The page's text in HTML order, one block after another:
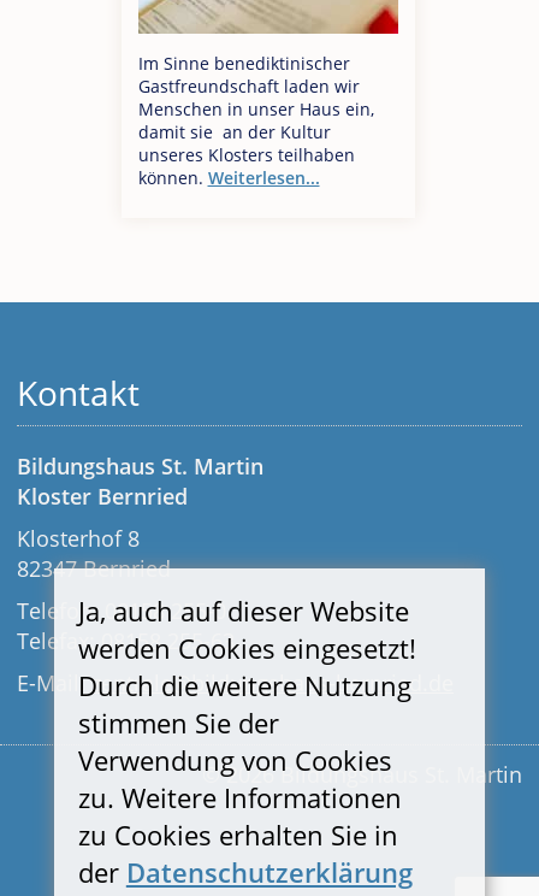
Ja, auch auf dieser Website
werden Cookies eingesetzt!
Durch die weitere Nutzung
stimmen Sie der
Verwendung von Cookies
zu. Weitere Informationen
zu Cookies erhalten Sie in
der Datenschutzerklärung
Im Sinne benediktinischer
Gastfreundschaft laden wir
Menschen in unser Haus ein,
damit sie an der Kultur
unseres Klosters teilhaben
können. Weiterlesen...
Kontakt
Bildungshaus St. Martin
Kloster Bernried
Klosterhof 8
82347 Bernried
Telefon: 08158 255-0
Telefax: 08158 255-63
E-Mail:zentrale@bildungshaus-bernried.de
© 2026 Bildungshaus St. Martin